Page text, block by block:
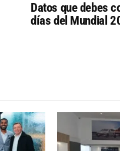
Datos que debes
días del Mundial